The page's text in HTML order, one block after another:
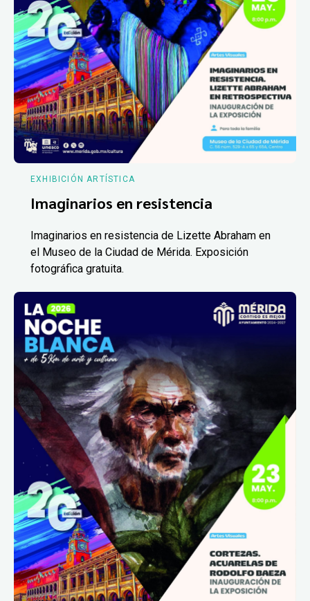
EXHIBICIÓN ARTÍSTICA
Imaginarios en resistencia
Imaginarios en resistencia de Lizette Abraham en
el Museo de la Ciudad de Mérida. Exposición
fotográfica gratuita.